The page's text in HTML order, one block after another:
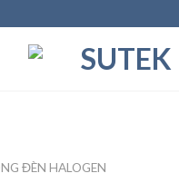
ĐÈN HALOGEN